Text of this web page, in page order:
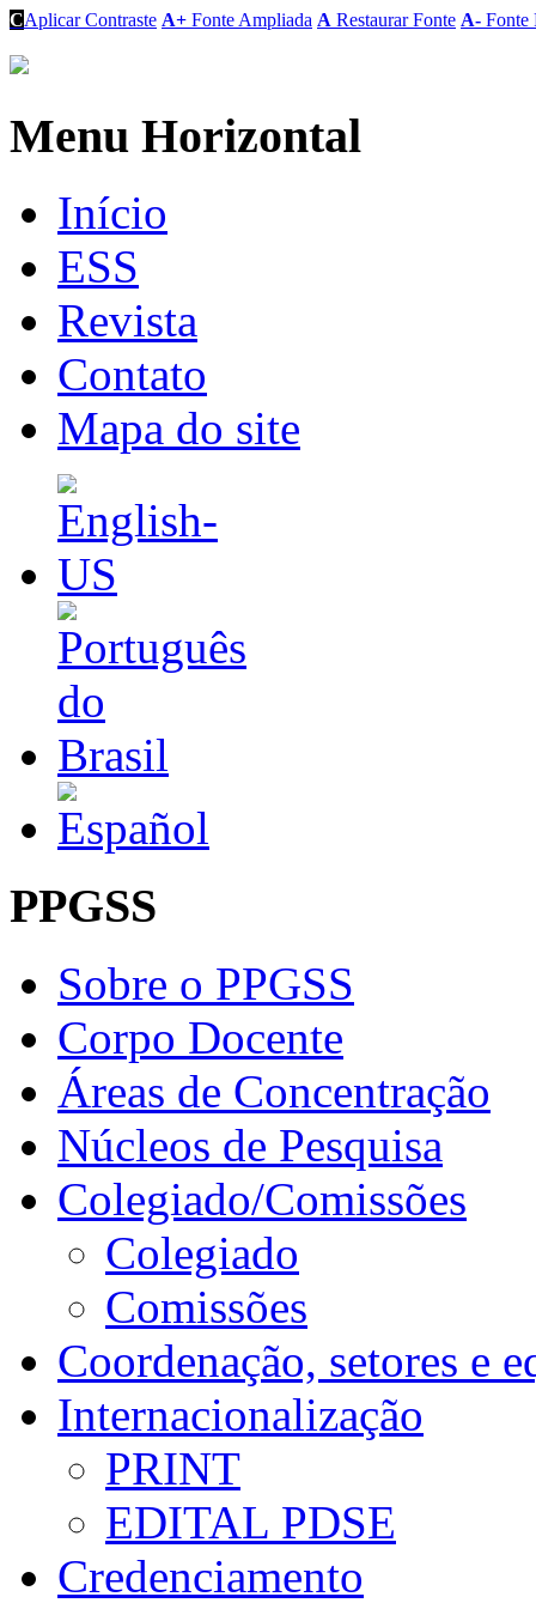
CAplicar Contraste A+ Fonte Ampliada A Restaurar Fonte A- Fonte
Menu Horizontal
Início
ESS
Revista
Contato
Mapa do site
PPGSS
Sobre o PPGSS
Corpo Docente
Áreas de Concentração
Núcleos de Pesquisa
Colegiado/Comissões
Colegiado
Comissões
Coordenação, setores e
Internacionalização
PRINT
EDITAL PDSE
Credenciamento